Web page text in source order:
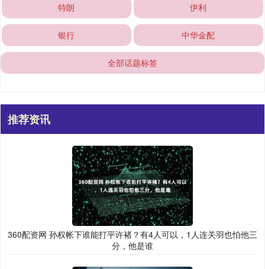
特朗 伊利
银行 中华金配
全部话题标签
推荐资讯
360配资网 孙权帐下谁能打平许褚？有4人可以，1人连关羽也怕他三
分，他是谁